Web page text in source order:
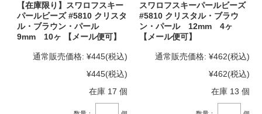
【在庫限り】スワロフスキー
パールビーズ #5810 クリスタ
ル・ブラウン・パール
9mm 10ヶ 【メール便可】
通常販売価格: ¥445(税込)
¥445(税込)
在庫 17 個
スワロフスキーパールビーズ
#5810 クリスタル・ブラウ
ン・パール 12mm 4ヶ
【メール便可】
通常販売価格: ¥462(税込)
¥462(税込)
在庫 13 個